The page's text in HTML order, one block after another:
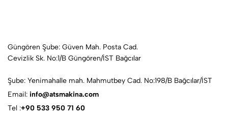
Güngören Şube: Güven Mah. Posta Cad.
Cevizlik Sk. No:1/B Güngören/İST Bağcılar
Şube: Yenimahalle mah. Mahmutbey Cad. No:198/B Bağcılar/İST
Email: info@atsmakina.com
Tel :+90 533 950 71 60